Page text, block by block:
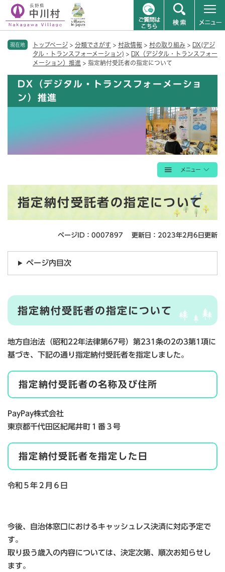
現在地 トップページ > 分類でさがす > 村政情報 > 村の取り組み > DX(デジ
タル・トランスフォーメーション) > DX（デジタル・トランスフォー
メーション）推進 > 指定納付受託者の指定について
DX（デジタル・トランスフォーメーショ
ン）推進
指定納付受託者の指定について
ページID：0007897 更新日：2023年2月6日更新
ページ内目次
指定納付受託者の指定について
地方自治法（昭和22年法律第67号）第231条の2の3第1項に
基づき、下記の通り指定納付受託者を指定しました。
指定納付受託者の名称及び住所
PayPay株式会社
東京都千代田区紀尾井町１番３号
指定納付受託者を指定した日
令和５年２月６日
今後、自治体窓口におけるキャッシュレス決済に対応予定で
す。
取り扱う歳入の内容については、決定次第、 順次お知らせし
ます。